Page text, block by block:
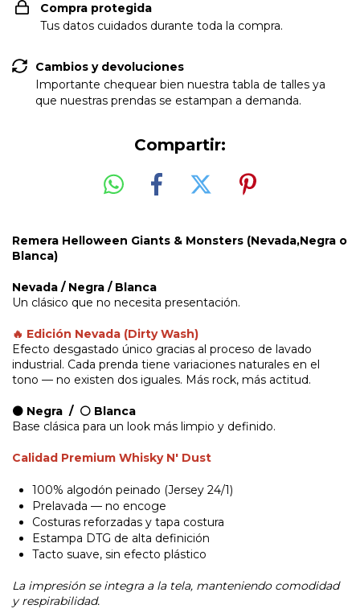
Compra protegida
Tus datos cuidados durante toda la compra.
Cambios y devoluciones
Importante chequear bien nuestra tabla de talles ya
que nuestras prendas se estampan a demanda.
Compartir:
Remera Helloween Giants & Monsters (Nevada,Negra o
Blanca)
Nevada / Negra / Blanca
Un clásico que no necesita presentación.
🔥 Edición Nevada (Dirty Wash)
Efecto desgastado único gracias al proceso de lavado
industrial. Cada prenda tiene variaciones naturales en el
tono — no existen dos iguales. Más rock, más actitud.
⚫ Negra / ⚪ Blanca
Base clásica para un look más limpio y definido.
Calidad Premium Whisky N' Dust
100% algodón peinado (Jersey 24/1)
Prelavada — no encoge
Costuras reforzadas y tapa costura
Estampa DTG de alta definición
Tacto suave, sin efecto plástico
La impresión se integra a la tela, manteniendo comodidad
y respirabilidad.